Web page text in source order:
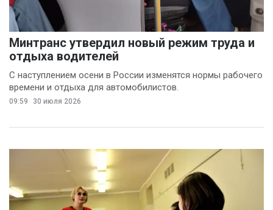
Минтранс утвердил новый режим труда и
отдыха водителей
С наступлением осени в России изменятся нормы рабочего
времени и отдыха для автомобилистов.
09:59 30 июля 2026